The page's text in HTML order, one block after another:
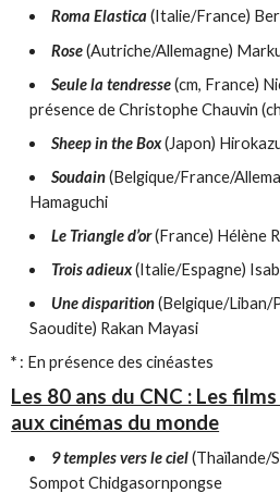
Roma Elastica (Italie/France)
Rose(Autriche/Allemagne)
Seule la tendresse(cm, France)
présence de Christophe Chauvin
Sheep in the Box(Japon)
Soudain(Belgique/France/
Hamaguchi
Le Triangle d’or(France) Hélène
Trois adieux(Italie/Espagne)
Une disparition(Belgique/
Saoudite) Rakan Mayasi
* : En présence des cinéastes
Les 80 ans du CNC : Les
aux cinémas du monde
9 temples vers le ciel(Thaïlande/
Sompot Chidgasornpongse